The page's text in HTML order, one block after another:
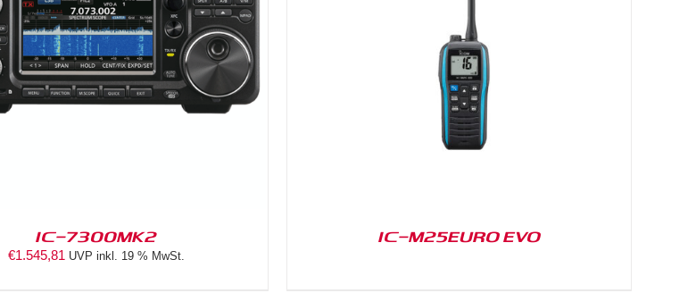
IC-7300MK2
€1.545,81 UVP inkl. 19 % MwSt.
DETAILS
IC-M25EURO EVO